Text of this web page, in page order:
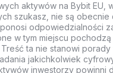
aktywów na Bybit EU,
szukasz, nie są obecnie
odpowiedzialności
w tym miejscu
ta nie stanowi
jakichkolwiek
inwestorzy powinni